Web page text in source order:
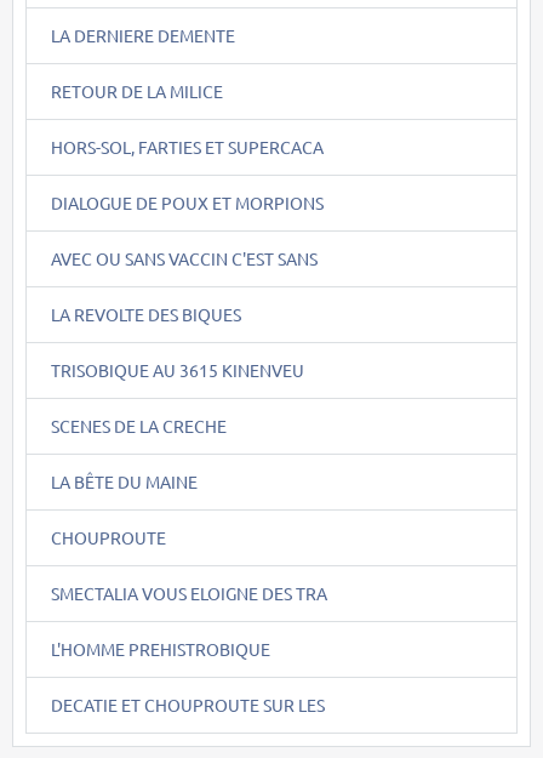
LA DERNIERE DEMENTE
RETOUR DE LA MILICE
HORS-SOL, FARTIES ET SUPERCACA
DIALOGUE DE POUX ET MORPIONS
AVEC OU SANS VACCIN C'EST SANS
LA REVOLTE DES BIQUES
TRISOBIQUE AU 3615 KINENVEU
SCENES DE LA CRECHE
LA BÊTE DU MAINE
CHOUPROUTE
SMECTALIA VOUS ELOIGNE DES TRA
L'HOMME PREHISTROBIQUE
DECATIE ET CHOUPROUTE SUR LES